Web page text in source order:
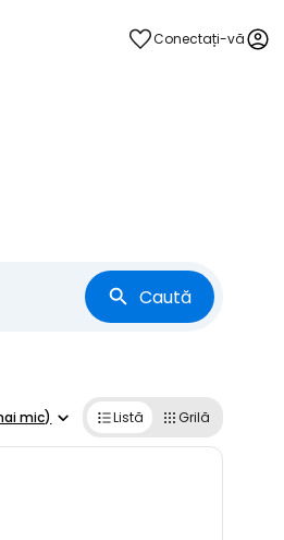
Conectați-vă
Caută
mic) Listă Grilă